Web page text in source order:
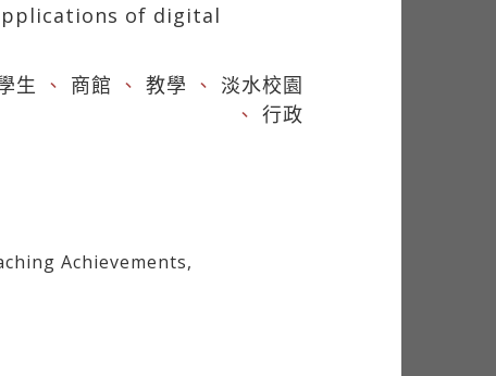
of digital
生 、 商館 、 教學 、 淡水校園
、 行政
Achievements,